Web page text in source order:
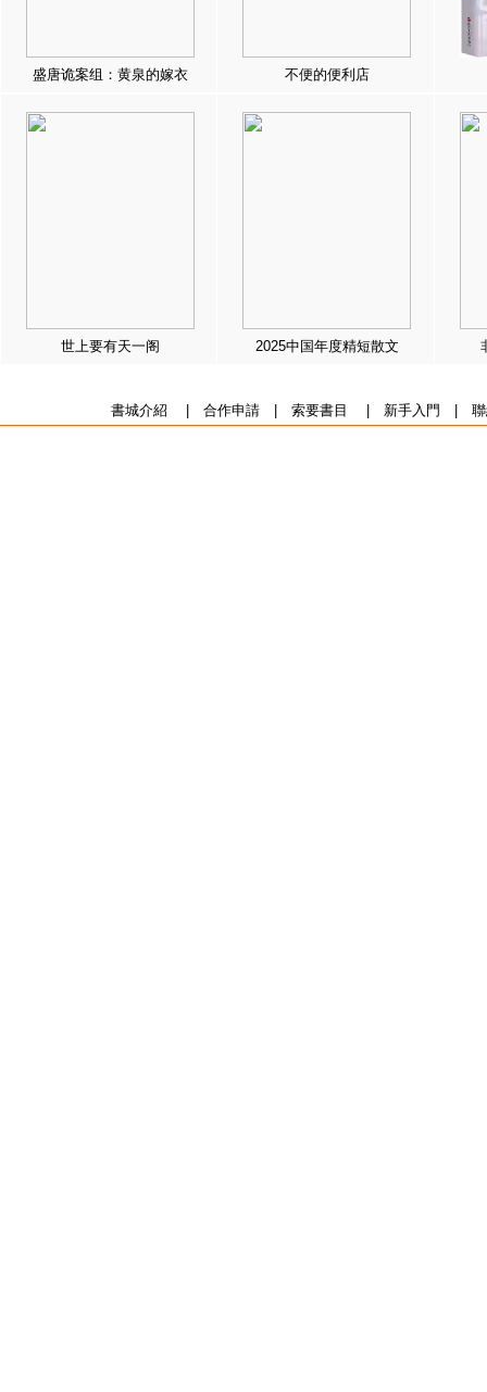
盛唐诡案组：黄泉的嫁衣 不便的便利店
世上要有天一阁 2025中国年度精短散文
書城介紹 合作申請| 索要書目 新手入門